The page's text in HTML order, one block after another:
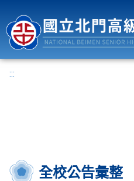
:::
全校公告彙整